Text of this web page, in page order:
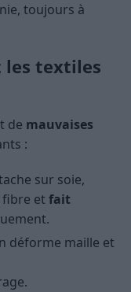
toujours à
les textiles
de mauvaises
:
sur soie,
fibre et fait
déforme maille et